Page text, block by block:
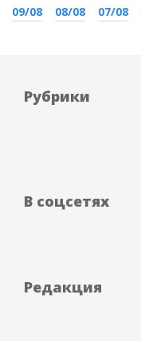
09/08 08/08 07/08
Рубрики
В соцсетях
Редакция